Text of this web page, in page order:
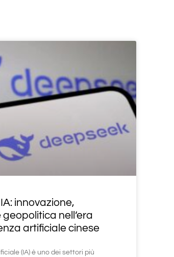
innovazione,
nell’era
artificiale cinese
(IA) è uno dei settori più